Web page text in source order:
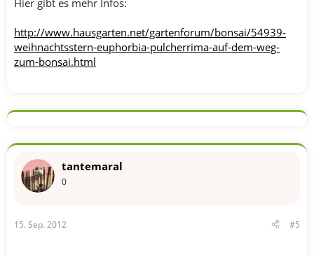
Hier gibt es mehr Infos:
http://www.hausgarten.net/gartenforum/bonsai/54939-
weihnachtsstern-euphorbia-pulcherrima-auf-dem-weg-
zum-bonsai.html
tantemaral
0
15. Sep. 2012 #5